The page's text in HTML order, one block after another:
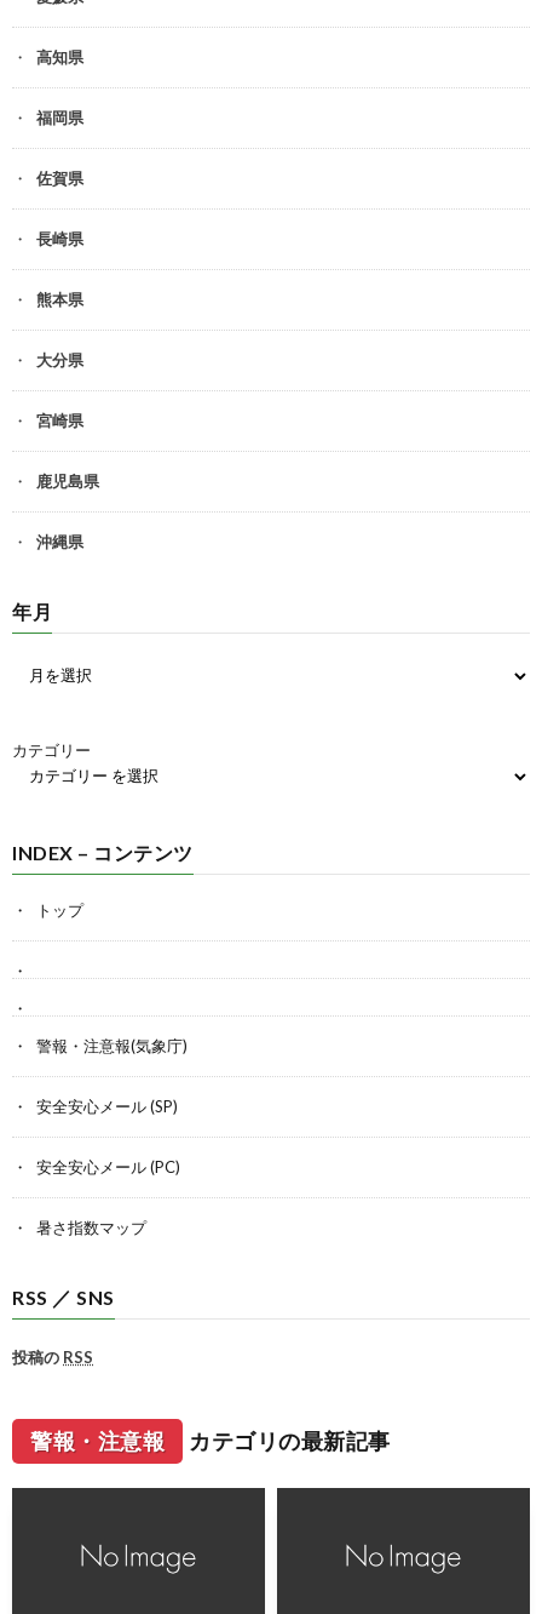
高知県
福岡県
佐賀県
長崎県
熊本県
大分県
宮崎県
鹿児島県
沖縄県
年月
カテゴリー
INDEX – コンテンツ
トップ
警報・注意報(気象庁)
安全安心メール (SP)
安全安心メール (PC)
暑さ指数マップ
RSS ／ SNS
投稿の RSS
警報・注意報 カテゴリの最新記事